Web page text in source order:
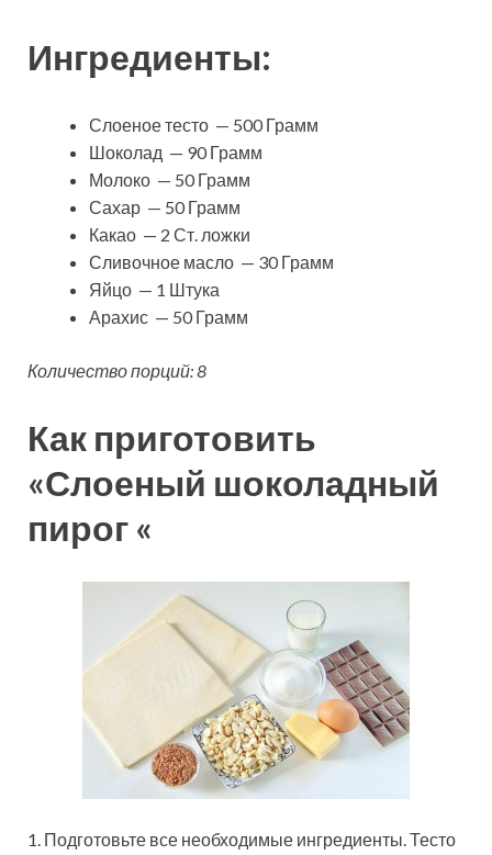
Ингредиенты:
Слоеное тесто — 500 Грамм
Шоколад — 90 Грамм
Молоко — 50 Грамм
Сахар — 50 Грамм
Какао — 2 Ст. ложки
Сливочное масло — 30 Грамм
Яйцо — 1 Штука
Арахис — 50 Грамм
Количество порций: 8
Как приготовить
«Слоеный шоколадный
пирог «
1. Подготовьте все необходимые ингредиенты. Тесто